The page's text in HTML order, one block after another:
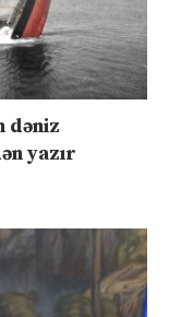
dəniz
yazır